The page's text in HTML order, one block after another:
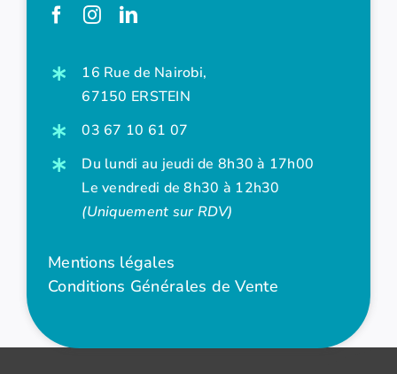
16 Rue de Nairobi,
67150 ERSTEIN
03 67 10 61 07
Du lundi au jeudi de 8h30 à 17h00
Le vendredi de 8h30 à 12h30
(Uniquement sur RDV)
Mentions légales
Conditions Générales de Vente